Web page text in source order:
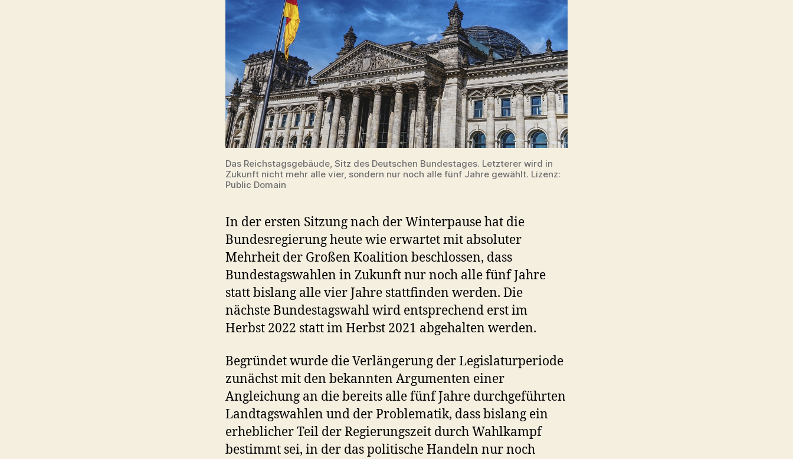
Regierungsbildung
mehr
ist
Das Reichstagsgebäude, Sitz des Deutschen Bundestages. Letzterer wird in
Zukunft nicht mehr alle vier, sondern nur noch alle fünf Jahre gewählt. Lizenz:
Public Domain
In der ersten Sitzung nach der Winterpause hat die
Bundesregierung heute wie erwartet mit absoluter
Mehrheit der Großen Koalition beschlossen, dass
Bundestagswahlen in Zukunft nur noch alle fünf Jahre
statt bislang alle vier Jahre stattfinden werden. Die
nächste Bundestagswahl wird entsprechend erst im
Herbst 2022 statt im Herbst 2021 abgehalten werden.
Begründet wurde die Verlängerung der Legislaturperiode
zunächst mit den bekannten Argumenten einer
Angleichung an die bereits alle fünf Jahre durchgeführten
Landtagswahlen und der Problematik, dass bislang ein
erheblicher Teil der Regierungszeit durch Wahlkampf
bestimmt sei, in der das politische Handeln nur noch